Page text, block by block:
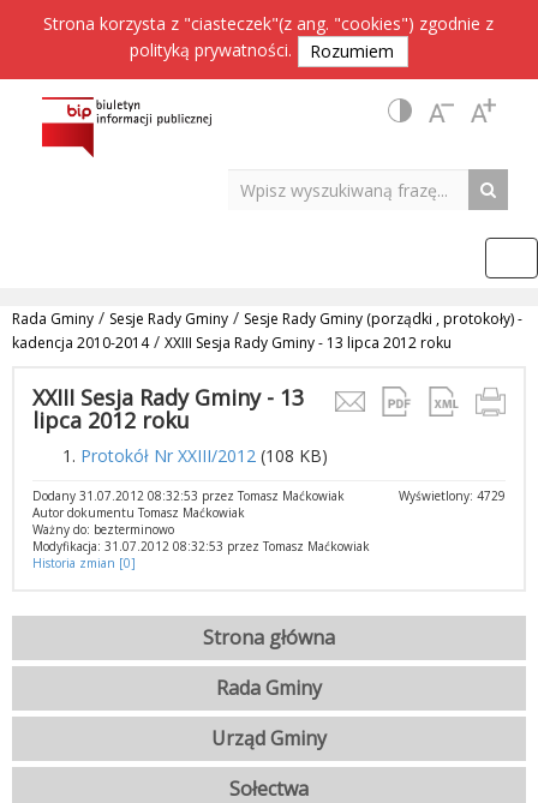
Strona korzysta z "ciasteczek"(z ang. "cookies") zgodnie z
polityką prywatności. Rozumiem
Rada Gminy / Sesje Rady Gminy / Sesje Rady Gminy (porządki , protokoły) -
kadencja 2010-2014/ XXIII Sesja Rady Gminy - 13 lipca 2012 roku
XXIII Sesja Rady Gminy - 13
lipca 2012 roku
Protokół Nr XXIII/2012 (108 KB)
Wyświetlony: 4729
Dodany 31.07.2012 08:32:53 przez Tomasz Maćkowiak
Autor dokumentu Tomasz Maćkowiak
Ważny do: bezterminowo
Modyfikacja: 31.07.2012 08:32:53 przez Tomasz Maćkowiak
Historia zmian [0]
Strona główna
Rada Gminy
Urząd Gminy
Sołectwa